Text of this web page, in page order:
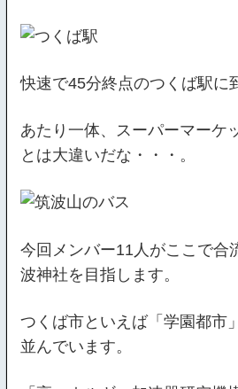
快速で45分終点のつくば駅に
あたり一体、スーパーマーケ
とは大違いだな・・・。
今回メンバー11人がここで合
波神社を目指します。
つくば市といえば「学園都市
並んでいます。